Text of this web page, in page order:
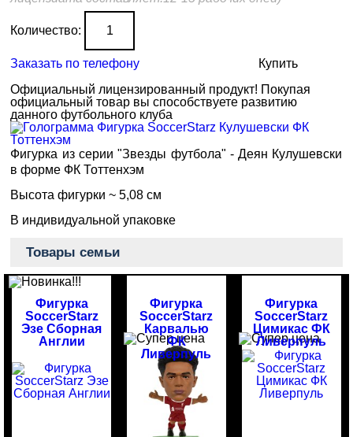
Количество:
Заказать по телефону
Купить
Официальный лицензированный продукт! Покупая
официальный товар вы способствуете развитию
данного футбольного клуба
Фигурка из серии "Звезды футбола" - Деян Кулушевски
в форме ФК Тоттенхэм
Высота фигурки ~ 5,08 см
В индивидуальной упаковке
Товары семьи
Фигурка
SoccerStarz
Эзе Сборная
Англии
Фигурка
SoccerStarz
Карвалью
ФК
Ливерпуль
Фигурка
SoccerStarz
Цимикас ФК
Ливерпуль